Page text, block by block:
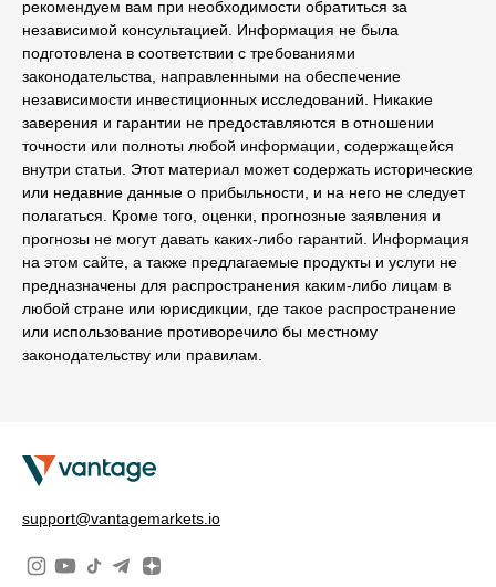
рекомендуем вам при необходимости обратиться за
независимой консультацией. Информация не была
подготовлена в соответствии с требованиями
законодательства, направленными на обеспечение
независимости инвестиционных исследований. Никакие
заверения и гарантии не предоставляются в отношении
точности или полноты любой информации, содержащейся
внутри статьи. Этот материал может содержать исторические
или недавние данные о прибыльности, и на него не следует
полагаться. Кроме того, оценки, прогнозные заявления и
прогнозы не могут давать каких-либо гарантий. Информация
на этом сайте, а также предлагаемые продукты и услуги не
предназначены для распространения каким-либо лицам в
любой стране или юрисдикции, где такое распространение
или использование противоречило бы местному
законодательству или правилам.
support@vantagemarkets.io